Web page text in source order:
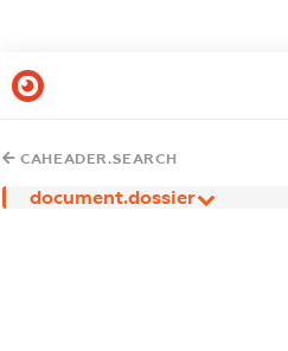
CAHEADER.SEARCH
document.dossier